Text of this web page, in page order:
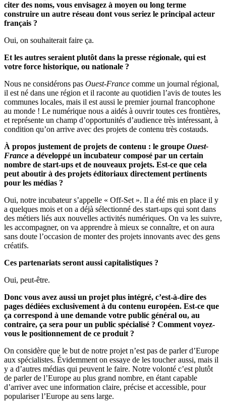
citer des noms, vous envisagez à moyen ou long terme
construire un autre réseau dont vous seriez le principal acteur
français ?
Oui, on souhaiterait faire ça.
Et les autres seraient plutôt dans la presse régionale, qui est
votre force historique, ou nationale ?
Nous ne considérons pas Ouest-France comme un journal régional,
il est né dans une région et il raconte au quotidien l’avis de toutes les
communes locales, mais il est aussi le premier journal francophone
au monde ! Le numérique nous a aidés à ouvrir toutes ces frontières,
et représente un champ d’opportunités d’audience très intéressant, à
condition qu’on arrive avec des projets de contenu très costauds.
À propos justement de projets de contenu : le groupe Ouest-
France a développé un incubateur composé par un certain
nombre de start-ups et de nouveaux projets. Est-ce que cela
peut aboutir à des projets éditoriaux directement pertinents
pour les médias ?
Oui, notre incubateur s’appelle « Off-Set ». Il a été mis en place il y
a quelques mois et on a déjà sélectionné des start-ups qui sont dans
des métiers liés aux nouvelles activités numériques. On va les suivre,
les accompagner, on va apprendre à mieux se connaître, et on aura
sans doute l’occasion de monter des projets innovants avec des gens
créatifs.
Ces partenariats seront aussi capitalistiques ?
Oui, peut-être.
Donc vous avez aussi un projet plus intégré, c’est-à-dire des
pages dédiées exclusivement à du contenu européen. Est-ce que
ça correspond à une demande votre public général ou, au
contraire, ça sera pour un public spécialisé ? Comment voyez-
vous le positionnement de ce produit ?
On considère que le but de notre projet n’est pas de parler d’Europe
aux spécialistes. Évidemment on essaye de les toucher aussi, mais il
y a d’autres médias qui peuvent le faire. Notre volonté c’est plutôt
de parler de l’Europe au plus grand nombre, en étant capable
d’arriver avec une information claire, précise et accessible, pour
populariser l’Europe au sens large.